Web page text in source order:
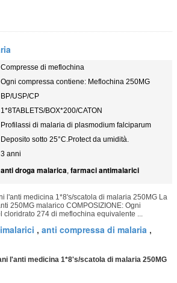
Compresse di meflochina
Ogni compressa contiene: Meflochina 250MG
BP/USP/CP
1*8TABLETS/BOX*200/CATON
Profilassi di malaria di plasmodium falciparum
Deposito sotto 25°C.Protect da umidità.
3 anni
anti droga malarica, farmaci antimalarici
l'anti medicina 1*8's/scatola di malaria 250MG La
250MG malarico COMPOSIZIONE: Ogni
cloridrato 274 di meflochina equivalente ...
, anti compressa di malaria ,
l'anti medicina 1*8's/scatola di malaria 250MG